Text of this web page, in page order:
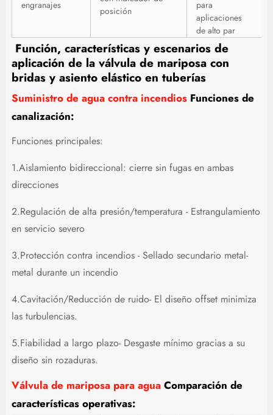
engranajes
posición
para
aplicaciones
de alto par
Función, características y escenarios de
aplicación de la válvula de mariposa con
bridas y asiento elástico en tuberías
Suministro de agua contra incendios Funciones de
canalización:
Funciones principales:
1.Aislamiento bidireccional: cierre sin fugas en ambas
direcciones
2.Regulación de alta presión/temperatura - Estrangulamiento
en servicio severo
3.Protección contra incendios - Sellado secundario metal-
metal durante un incendio
4.Cavitación/Reducción de ruido- El diseño offset minimiza
las turbulencias.
5.Fiabilidad a largo plazo- Desgaste mínimo gracias a su
diseño sin rozaduras.
Válvula de mariposa para agua Comparación de
características operativas: